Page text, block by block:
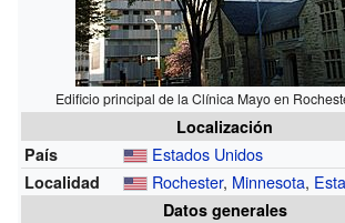
Edificio principal de la Clínica Mayo en
Localización
País
Estados Unidos
Localidad Rochester, Minnesota,
Datos generales